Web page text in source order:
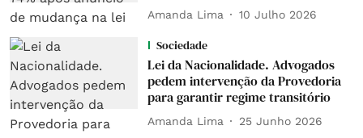
Amanda Lima 10 Julho 2026
Sociedade
Lei da Nacionalidade. Advogados
pedem intervenção da Provedoria
para garantir regime transitório
Amanda Lima 25 Junho 2026